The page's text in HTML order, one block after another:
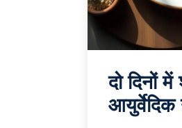
दो दिनों
आयुर्वेदिक